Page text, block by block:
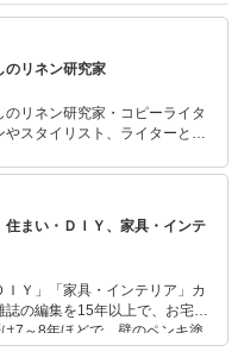
のリネン研究家
リネン研究家・コピーライタ
スタイリスト、ライターとし
界のリネンを巡る旅をライフ
在のリネン産業についても造
のテーマ「麻」に出演。雑貨
商品開発や保育士・幼稚園教
小学生の雑貨教室、母親のた
など、雑貨を通して暮らしを
またワイヤーワークや木工、ソ
作品をメディアやワークショッ
岐に渡って活動中。『アトリ
まい・ＤＩＹ、家具・インテ
ＩＹ」「家具・インテリア」カ
の編集を15年以上で、お宅訪
7～8年ほどで、壁のペンキ塗
レンジ済み。初心者でもモノ